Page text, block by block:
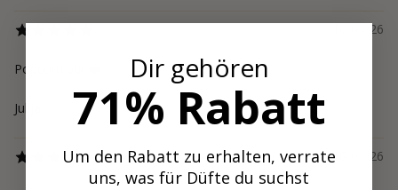
16/03/26
Popcorn pur ❤️
Julija
16/03/26
Dir gehören
71% Rabatt
Um den Rabatt zu erhalten, verrate
uns, was für Düfte du suchst